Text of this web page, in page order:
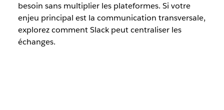
besoin sans multiplier les plateformes. Si votre
enjeu principal est la communication transversale,
explorez comment Slack peut centraliser les
échanges.